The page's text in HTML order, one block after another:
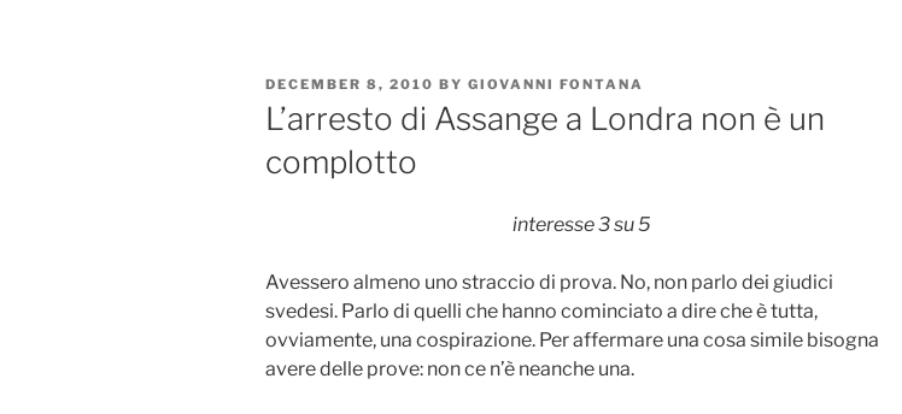
POSTED
ON
DECEMBER 8, 2010 BY GIOVANNI FONTANA
L’arresto di Assange a Londra non è un
complotto
interesse 3 su 5
Avessero almeno uno straccio di prova. No, non parlo dei giudici
svedesi. Parlo di quelli che hanno cominciato a dire che è tutta,
ovviamente, una cospirazione. Per affermare una cosa simile bisogna
avere delle prove: non ce n’è neanche una.